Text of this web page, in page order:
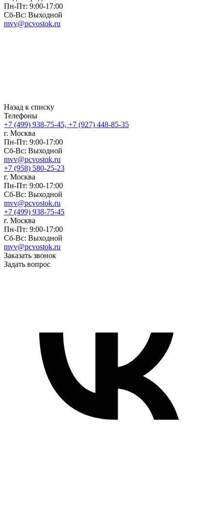
Пн-Пт: 9:00-17:00
Сб-Вс: Выходной
mvv@pcvostok.ru
Назад к списку
Телефоны
+7 (499) 938-75-45, +7 (927) 448-85-35
г. Москва
Пн-Пт: 9:00-17:00
Сб-Вс: Выходной
mvv@pcvostok.ru
+7 (958) 580-25-23
г. Москва
Пн-Пт: 9:00-17:00
Сб-Вс: Выходной
mvv@pcvostok.ru
+7 (499) 938-75-45
г. Москва
Пн-Пт: 9:00-17:00
Сб-Вс: Выходной
mvv@pcvostok.ru
Заказать звонок
Задать вопрос